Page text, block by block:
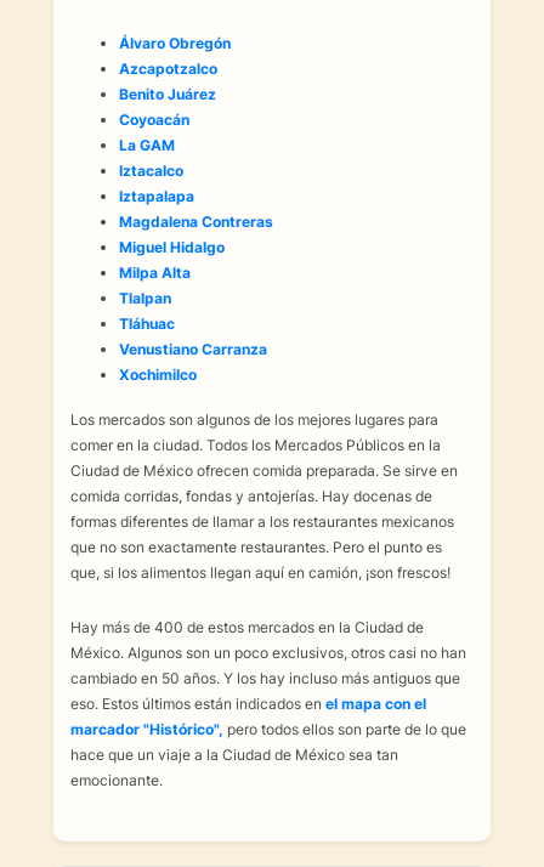
Álvaro Obregón
Azcapotzalco
Benito Juárez
Coyoacán
La GAM
Iztacalco
Iztapalapa
Magdalena Contreras
Miguel Hidalgo
Milpa Alta
Tlalpan
Tláhuac
Venustiano Carranza
Xochimilco
Los mercados son algunos de los mejores lugares para
comer en la ciudad. Todos los Mercados Públicos en la
Ciudad de México ofrecen comida preparada. Se sirve en
comida corridas, fondas y antojerías. Hay docenas de
formas diferentes de llamar a los restaurantes mexicanos
que no son exactamente restaurantes. Pero el punto es
que, si los alimentos llegan aquí en camión, ¡son frescos!
Hay más de 400 de estos mercados en la Ciudad de
México. Algunos son un poco exclusivos, otros casi no han
cambiado en 50 años. Y los hay incluso más antiguos que
eso. Estos últimos están indicados en el mapa con el
marcador "Histórico", pero todos ellos son parte de lo que
hace que un viaje a la Ciudad de México sea tan
emocionante.